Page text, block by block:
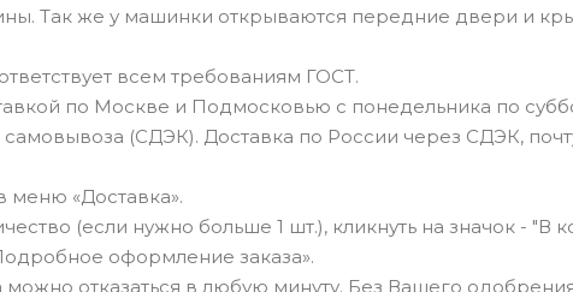
Так же у машинки открываются передние двери и
всем требованиям ГОСТ.
по Москве и Подмосковью с понедельника по
(СДЭК). Доставка по России через СДЭК,
«Доставка».
(если нужно больше 1 шт.), кликнуть на значок - "В
оформление заказа».
можно отказаться в любую минуту. Без Вашего